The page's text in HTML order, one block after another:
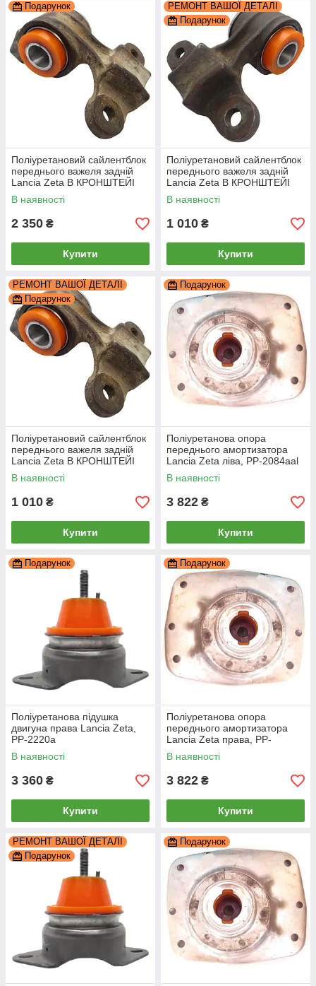
Подарунок
Поліуретановий сайлентблок
переднього важеля задній
Lancia Zeta В КРОНШТЕЙІ
Правий, PP-0442adr
В наявності
2 350 ₴
Купити
РЕМОНТ ВАШОЇ ДЕТАЛІ
Подарунок
Поліуретановий сайлентблок
переднього важеля задній
Lancia Zeta В КРОНШТЕЙІ
Лівий РЕКОНСТРУКЦІЯ
ВАШОГО, PP-0442bdl
В наявності
1 010 ₴
Купити
РЕМОНТ ВАШОЇ ДЕТАЛІ
Подарунок
Поліуретановий сайлентблок
переднього важеля задній
Lancia Zeta В КРОНШТЕЙІ
Правий РЕКОНСТРУКЦІЯ
ВАШОГО, PP-0442bdr
В наявності
1 010 ₴
Купити
Подарунок
Поліуретанова опора
переднього амортизатора
Lancia Zeta ліва, PP-2084aal
В наявності
3 822 ₴
Купити
Подарунок
Поліуретанова підушка
двигуна права Lancia Zeta,
PP-2220a
В наявності
3 360 ₴
Купити
Подарунок
Поліуретанова опора
переднього амортизатора
Lancia Zeta права, PP-
2084aar
В наявності
3 822 ₴
Купити
РЕМОНТ ВАШОЇ ДЕТАЛІ
Подарунок
Подарунок